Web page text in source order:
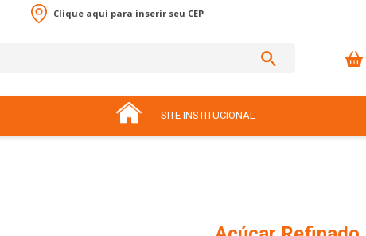
Clique aqui para inserir seu CEP
SITE INSTITUCIONAL